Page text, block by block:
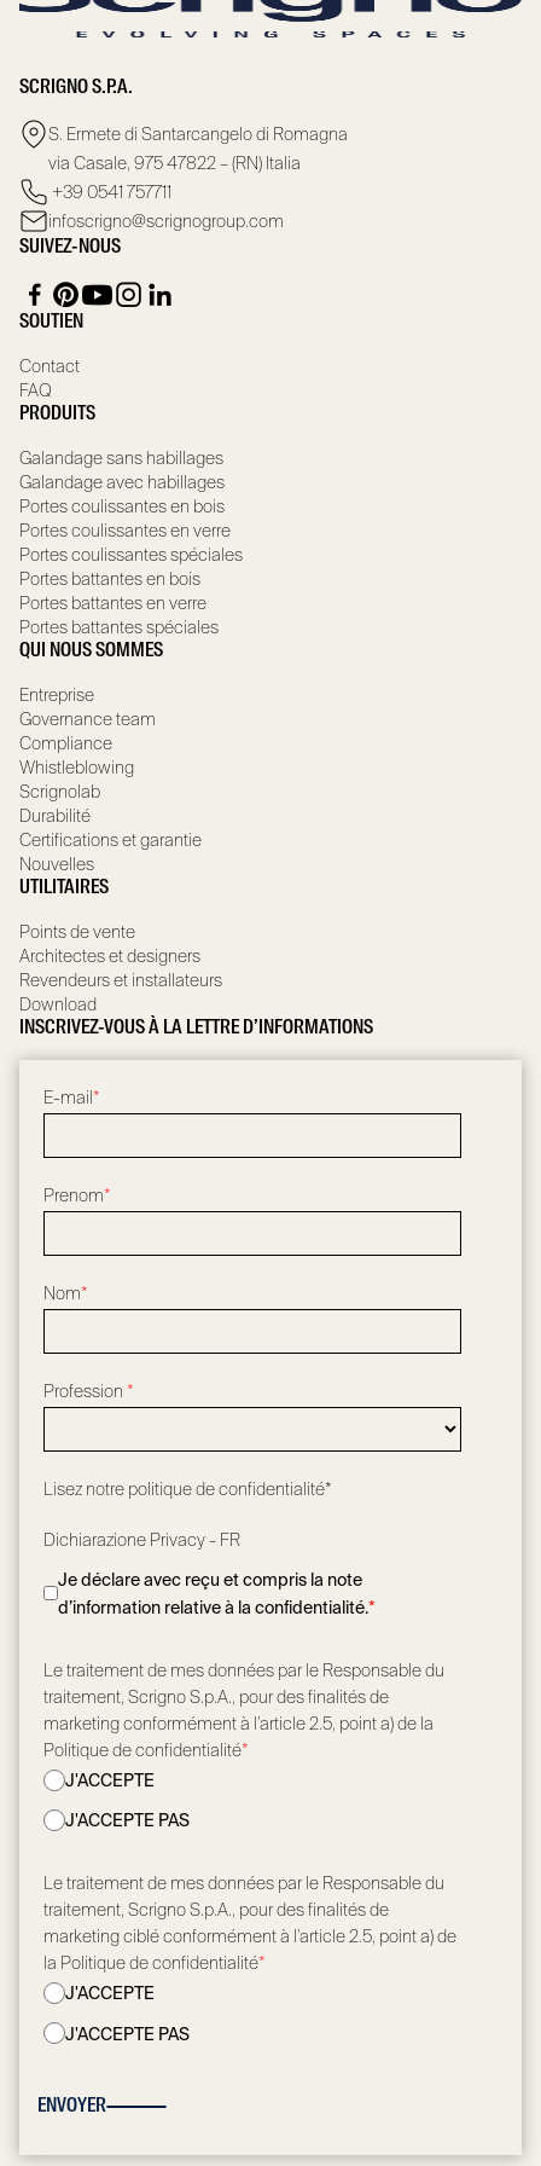
SCRIGNO S.P.A.
S. Ermete di Santarcangelo di Romagna
via Casale, 975 47822 – (RN) Italia
+39 0541 757711
infoscrigno@scrignogroup.com
SUIVEZ-NOUS
SOUTIEN
Contact
FAQ
PRODUITS
Galandage sans habillages
Galandage avec habillages
Portes coulissantes en bois
Portes coulissantes en verre
Portes coulissantes spéciales
Portes battantes en bois
Portes battantes en verre
Portes battantes spéciales
QUI NOUS SOMMES
Entreprise
Governance team
Compliance
Whistleblowing
Scrignolab
Durabilité
Certifications et garantie
Nouvelles
UTILITAIRES
Points de vente
Architectes et designers
Revendeurs et installateurs
Download
INSCRIVEZ-VOUS À LA LETTRE D’INFORMATIONS
E-mail*
Prenom*
Nom*
Profession *
Lisez notre politique de confidentialité*
Dichiarazione Privacy - FR
Je déclare avec reçu et compris la note
d’information relative à la confidentialité.*
Le traitement de mes données par le Responsable du
traitement, Scrigno S.p.A., pour des finalités de
marketing conformément à l’article 2.5, point a) de la
Politique de confidentialité*
J'ACCEPTE
J'ACCEPTE PAS
Le traitement de mes données par le Responsable du
traitement, Scrigno S.p.A., pour des finalités de
marketing ciblé conformément à l’article 2.5, point a) de
la Politique de confidentialité*
J'ACCEPTE
J'ACCEPTE PAS
ENVOYER